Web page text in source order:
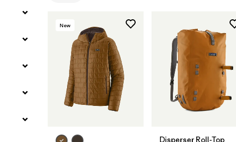
Filtrar por
Materials & Fabric
Filtrar por
Product Family
Filtrar por
Volume
Filtrar por
Gender
New
Agregar a la
Bolsa
Disperser Roll-Top